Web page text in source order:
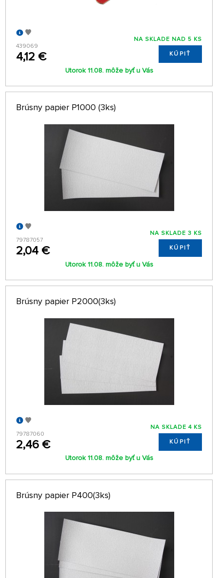
439069
4,12 €
NA SKLADE NAD 5 KS
KÚPIŤ
Utorok 11.08. môže byť u Vás
Brúsny papier P1000 (3ks)
79787057
2,04 €
NA SKLADE 3 KS
KÚPIŤ
Utorok 11.08. môže byť u Vás
Brúsny papier P2000(3ks)
79787060
2,46 €
NA SKLADE 4 KS
KÚPIŤ
Utorok 11.08. môže byť u Vás
Brúsny papier P400(3ks)